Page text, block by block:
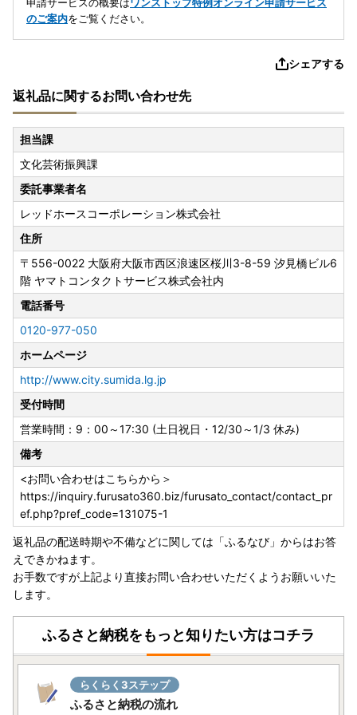
のご案内をご覧ください。
シェアする
返礼品に関するお問い合わせ先
担当課
文化芸術振興課
委託事業者名
レッドホースコーポレーション株式会社
住所
〒556-0022 大阪府大阪市西区浪速区桜川3-8-59 汐見橋ビル6
階 ヤマトコンタクトサービス株式会社内
電話番号
0120-977-050
ホームページ
http://www.city.sumida.lg.jp
受付時間
営業時間：9：00～17:30 (土日祝日・12/30～1/3 休み)
備考
<お問い合わせはこちらから＞
https://inquiry.furusato360.biz/furusato_contact/contact_pr
ef.php?pref_code=131075-1
返礼品の配送時期や不備などに関しては「ふるなび」からはお答
えできかねます。
お手数ですが上記より直接お問い合わせいただくようお願いいた
します。
ふるさと納税をもっと知りたい方はコチラ
らくらく3ステップ
ふるさと納税の流れ